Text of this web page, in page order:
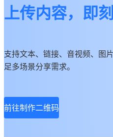
上传内容，即
支持文本、链接、音视频、图
足多场景分享需求。
前往制作二维码